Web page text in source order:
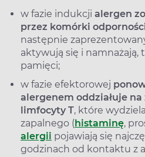
w fazie indukcji alergen
przez komórki
następnie
aktywują się i namnażają,
pamięci;
w fazie efektorowej
alergenem oddziałuje
limfocyty T, które
zapalnego (histaminę,
alergii pojawiają się
godzinach od kontaktu z